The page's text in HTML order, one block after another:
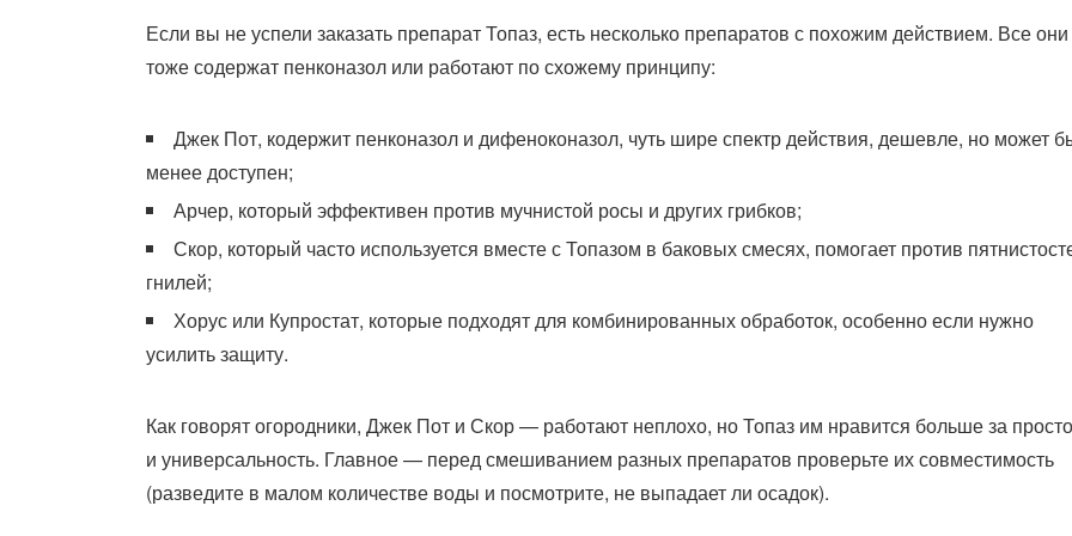
Если вы не успели заказать препарат Топаз, есть несколько препаратов с похожим действием. Все они
тоже содержат пенконазол или работают по схожему принципу:
Джек Пот, кодержит пенконазол и дифеноконазол, чуть шире спектр действия, дешевле, но может
менее доступен;
Арчер, который эффективен против мучнистой росы и других грибков;
Скор, который часто используется вместе с Топазом в баковых смесях, помогает против
гнилей;
Хорус или Купростат, которые подходят для комбинированных обработок, особенно если нужно
усилить защиту.
Как говорят огородники, Джек Пот и Скор — работают неплохо, но Топаз им нравится больше за
и универсальность. Главное — перед смешиванием разных препаратов проверьте их совместимость
(разведите в малом количестве воды и посмотрите, не выпадает ли осадок).